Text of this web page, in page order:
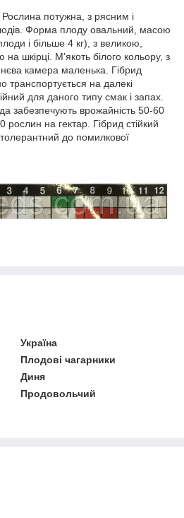
Рослина потужна, з рясним і
Форма плоду овальний, масою
і більше 4 кг), з великою,
шкірці. М'якоть білого кольору, з
камера маленька. Гібрид
транспортується на далекі
для даного типу смак і запах.
забезпечують врожайність 50-60
рослин на гектар. Гібрид стійкий
толерантний до помилкової
Україна
Плодові чагарники
Диня
Продовольчий